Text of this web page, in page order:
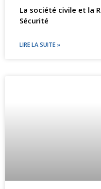
La société civile et la
Sécurité
LIRE LA SUITE »